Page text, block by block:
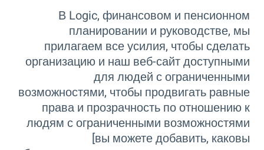
В Logic, финансовом и пенсионном
планировании и руководстве, мы
прилагаем все усилия, чтобы сделать
организацию и наш веб-сайт доступными
для людей с ограниченными
возможностями, чтобы продвигать равные
права и прозрачность по отношению к
людям с ограниченными возможностями
[вы можете добавить, каковы